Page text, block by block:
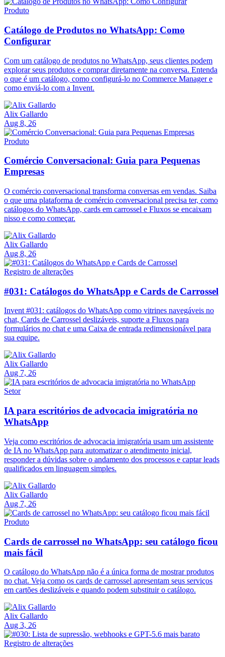
Produto
Catálogo de Produtos no WhatsApp: Como
Configurar
Com um catálogo de produtos no WhatsApp, seus clientes podem
explorar seus produtos e comprar diretamente na conversa. Entenda
o que é um catálogo, como configurá-lo no Commerce Manager e
como enviá-lo com a Invent.
Alix Gallardo
Aug 8, 26
Produto
Comércio Conversacional: Guia para Pequenas
Empresas
O comércio conversacional transforma conversas em vendas. Saiba
o que uma plataforma de comércio conversacional precisa ter, como
catálogos do WhatsApp, cards em carrossel e Fluxos se encaixam
nisso e como começar.
Alix Gallardo
Aug 8, 26
Registro de alterações
#031: Catálogos do WhatsApp e Cards de Carrossel
Invent #031: catálogos do WhatsApp como vitrines navegáveis no
chat, Cards de Carrossel deslizáveis, suporte a Fluxos para
formulários no chat e uma Caixa de entrada redimensionável para
sua equipe.
Alix Gallardo
Aug 7, 26
Setor
IA para escritórios de advocacia imigratória no
WhatsApp
Veja como escritórios de advocacia imigratória usam um assistente
de IA no WhatsApp para automatizar o atendimento inicial,
responder a dúvidas sobre o andamento dos processos e captar leads
qualificados em linguagem simples.
Alix Gallardo
Aug 7, 26
Produto
Cards de carrossel no WhatsApp: seu catálogo ficou
mais fácil
O catálogo do WhatsApp não é a única forma de mostrar produtos
no chat. Veja como os cards de carrossel apresentam seus serviços
em cartões deslizáveis e quando podem substituir o catálogo.
Alix Gallardo
Aug 3, 26
Registro de alterações